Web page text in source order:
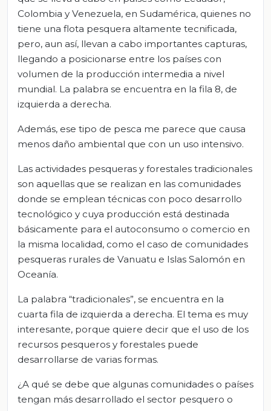
Colombia y Venezuela, en Sudamérica, quienes no
tiene una flota pesquera altamente tecnificada,
pero, aun así, llevan a cabo importantes capturas,
llegando a posicionarse entre los países con
volumen de la producción intermedia a nivel
mundial. La palabra se encuentra en la fila 8, de
izquierda a derecha.
Además, ese tipo de pesca me parece que causa
menos daño ambiental que con un uso intensivo.
Las actividades pesqueras y forestales tradicionales
son aquellas que se realizan en las comunidades
donde se emplean técnicas con poco desarrollo
tecnológico y cuya producción está destinada
básicamente para el autoconsumo o comercio en
la misma localidad, como el caso de comunidades
pesqueras rurales de Vanuatu e Islas Salomón en
Oceanía.
La palabra “tradicionales”, se encuentra en la
cuarta fila de izquierda a derecha. El tema es muy
interesante, porque quiere decir que el uso de los
recursos pesqueros y forestales puede
desarrollarse de varias formas.
¿A qué se debe que algunas comunidades o países
tengan más desarrollado el sector pesquero o